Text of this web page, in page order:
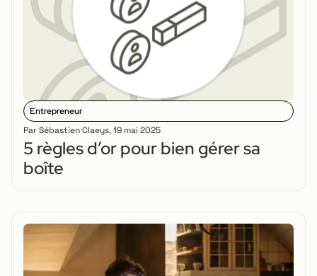
Entrepreneur
Par Sébastien Claeys,19 mai 2025
5 règles d’or pour bien gérer sa
boîte